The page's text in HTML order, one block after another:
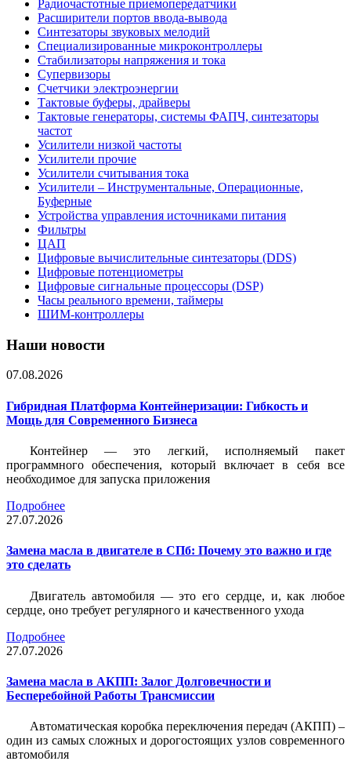
Радиочастотные приемопередатчики
Расширители портов ввода-вывода
Синтезаторы звуковых мелодий
Специализированные микроконтроллеры
Стабилизаторы напряжения и тока
Супервизоры
Счетчики электроэнергии
Тактовые буферы, драйверы
Тактовые генераторы, системы ФАПЧ, синтезаторы
частот
Усилители низкой частоты
Усилители прочие
Усилители считывания тока
Усилители – Инструментальные, Операционные,
Буферные
Устройства управления источниками питания
Фильтры
ЦАП
Цифровые вычислительные синтезаторы (DDS)
Цифровые потенциометры
Цифровые сигнальные процессоры (DSP)
Часы реального времени, таймеры
ШИМ-контроллеры
Наши новости
07.08.2026
Гибридная Платформа Контейнеризации: Гибкость и
Мощь для Современного Бизнеса
Контейнер — это легкий, исполняемый пакет
программного обеспечения, который включает в себя все
необходимое для запуска приложения
Подробнее
27.07.2026
Замена масла в двигателе в СПб: Почему это важно и где
это сделать
Двигатель автомобиля — это его сердце, и, как любое
сердце, оно требует регулярного и качественного ухода
Подробнее
27.07.2026
Замена масла в АКПП: Залог Долговечности и
Бесперебойной Работы Трансмиссии
Автоматическая коробка переключения передач (АКПП) –
один из самых сложных и дорогостоящих узлов современного
автомобиля